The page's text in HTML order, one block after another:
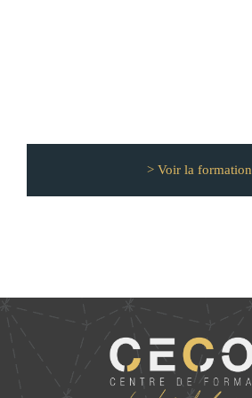
> Voir la formation